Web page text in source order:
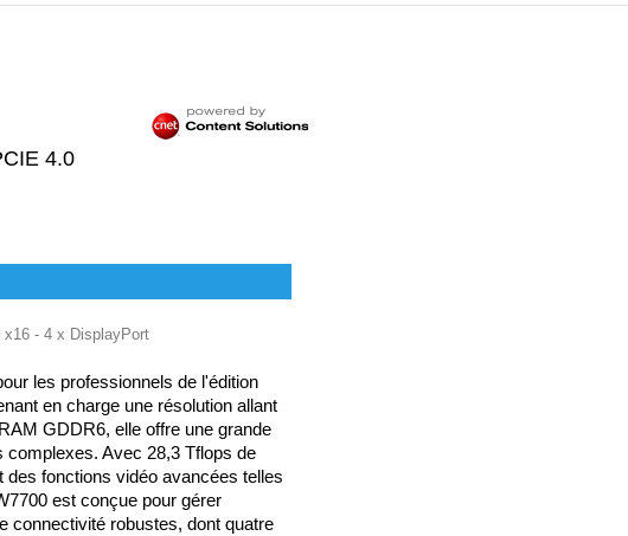
4.0
x16 - 4 x DisplayPort
les professionnels de l'édition
en charge une résolution allant
GDDR6, elle offre une grande
Avec 28,3 Tflops de
fonctions vidéo avancées telles
est conçue pour gérer
connectivité robustes, dont quatre